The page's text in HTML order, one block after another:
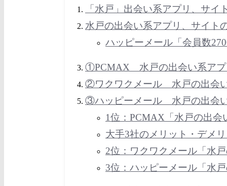
「水戸 」出会い系アプリ、サイ
水戸の出会い系アプリ、サイト
ハッピーメール「会員数
①PCMAX 水戸の出会い系ア
②ワクワクメール 水戸の出会
③ハッピーメール 水戸の出会
1位：PCMAX「水戸の出
大手3社のメリット・デメ
2位：ワクワクメール「水
3位：ハッピーメール「水